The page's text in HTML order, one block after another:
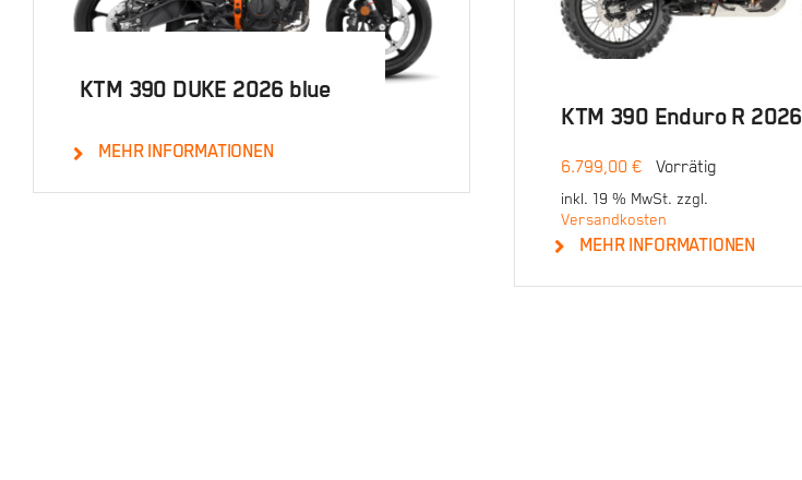
KTM 390 DUKE 2026 blue
MEHR INFORMATIONEN
KTM 390 Enduro R 2026
6.799,00€ Vorrätig
inkl. 19 % MwSt. zzgl.
Versandkosten
MEHR INFORMATIONEN